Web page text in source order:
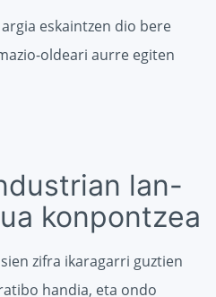
eskaintzen dio bere
oldeari aurre egiten
lan-
konpontzea
zifra ikaragarri guztien
handia, eta ondo